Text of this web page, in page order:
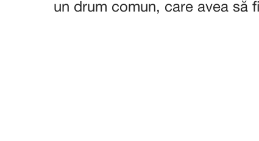
un drum comun, care avea să